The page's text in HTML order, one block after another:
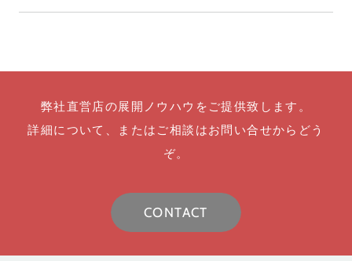
弊社直営店の展開ノウハウをご提供致します。
詳細について、またはご相談はお問い合せからどう
ぞ。
CONTACT